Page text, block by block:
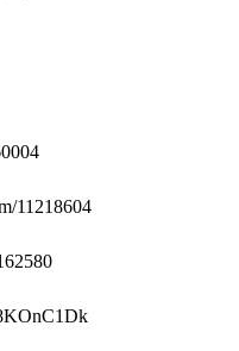
11218604